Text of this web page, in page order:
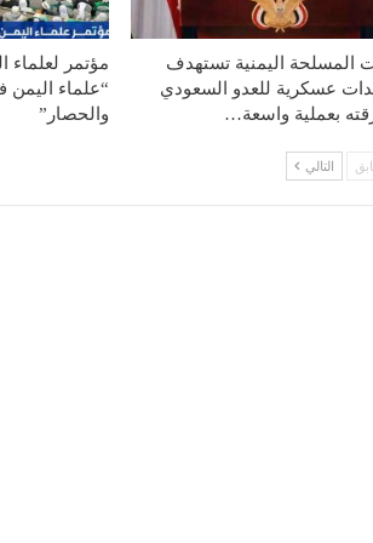
المسلحة اليمنية تستهدف
عسكرية للعدو السعودي
بعملية واسعة…
مؤتمر لعلماء
“علماء اليمن
والحصار”
التالي